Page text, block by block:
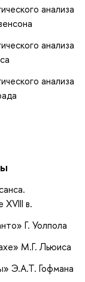
анализа
анализа
анализа
в.
Г. Уолпола
М.Г. Льюиса
Э.А.Т. Гофмана